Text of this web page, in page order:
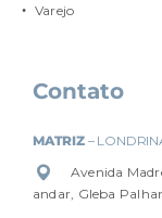
Varejo
Contato
MATRIZ–
Avenida
andar, Gleba